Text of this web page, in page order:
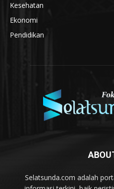
Kesehatan
Ekonomi
Pendidikan
Selatsunda.com adalah